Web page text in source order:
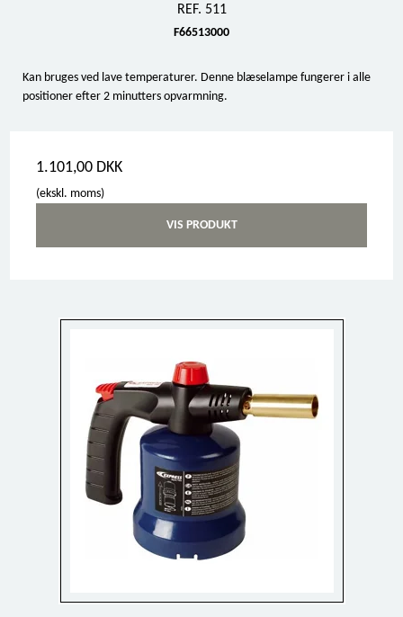
REF. 511
F66513000
Kan bruges ved lave temperaturer. Denne blæselampe fungerer i alle
positioner efter 2 minutters opvarmning.
1.101,00 DKK
(ekskl. moms)
VIS PRODUKT